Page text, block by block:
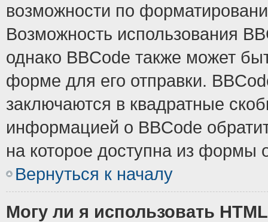
возможности по
Возможность использования
однако BBCode также может
форме для его отправки.
заключаются в квадратные
информацией о BBCode
на которое доступна из формы
Вернуться к началу
Могу ли я использовать